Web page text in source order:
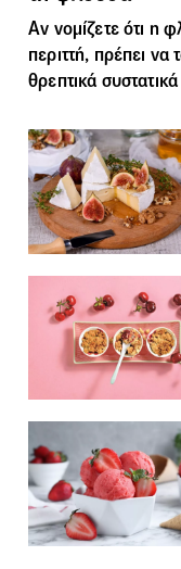
Αν νομίζετε ότι η
περιττή, πρέπει
θρεπτικά